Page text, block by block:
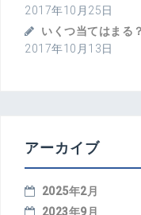
2017年10月25日
いくつ当てはまる
2017年10月13日
アーカイブ
2025年2月
2023年9月